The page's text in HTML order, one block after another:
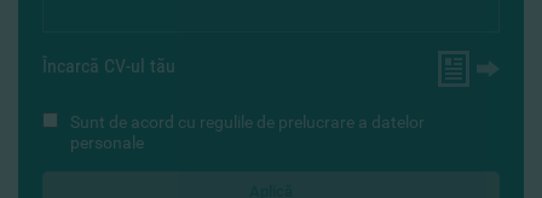
Încarcă CV-ul tău
Sunt de acord cu regulile de prelucrare a datelor
personale